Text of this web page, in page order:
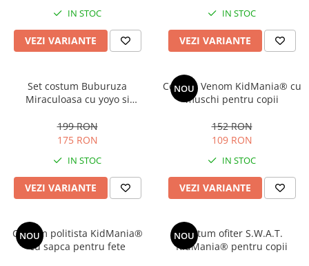
IN STOC
VEZI VARIANTE
IN STOC
VEZI VARIANTE
Set costum Buburuza
Miraculoasa cu yoyo si
KidMania®
199 RON
175 RON
IN STOC
VEZI VARIANTE
NOU
Costum Venom KidMania® cu
muschi pentru copii
152 RON
109 RON
IN STOC
VEZI VARIANTE
NOU
Costum politista KidMania®
cu sapca pentru fete
NOU
Costum ofiter S.W.A.T.
KidMania® pentru copii